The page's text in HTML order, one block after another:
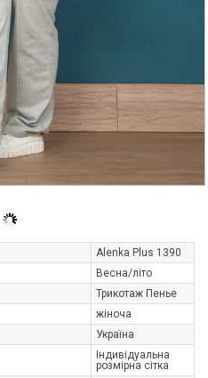
Alenka Plus 1390
Весна/літо
Трикотаж Пенье
жіноча
Україна
Індивідуальна
розмірна сітка